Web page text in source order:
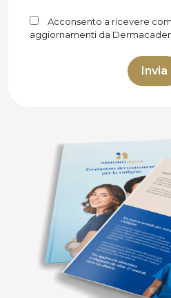
Acconsento a ricevere
aggiornamenti da